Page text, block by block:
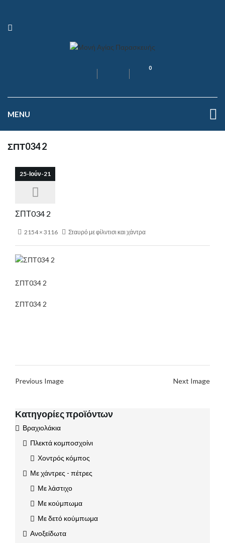
0
MENU
ΣΠΤ034 2
25-Ιούν-21
ΣΠΤ034 2
2154 × 3116 Σταυρό με φίλντισι και χάντρα
ΣΠΤ034 2
ΣΠΤ034 2
Previous Image Next Image
Κατηγορίες προϊόντων
Βραχιολάκια
Πλεκτά κομποσχοίνι
Χοντρός κόμπος
Με χάντρες - πέτρες
Με λάστιχο
Με κούμπωμα
Με δετό κούμπωμα
Ανοξείδωτα